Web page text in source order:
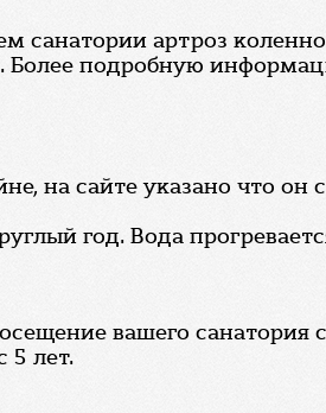
санатории артроз
Более подробную
на сайте указано что
год. Вода
вашего санатория
5 лет.